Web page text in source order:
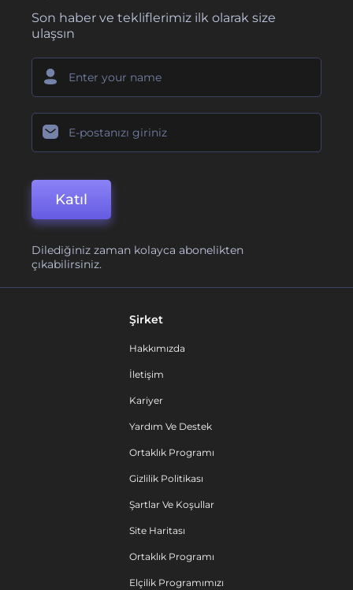
Son haber ve tekliflerimiz ilk olarak size
ulaşsın
Katıl
Dilediğiniz zaman kolayca abonelikten
çıkabilirsiniz.
Şirket
Hakkımızda
İletişim
Kariyer
Yardım Ve Destek
Ortaklık Programı
Gizlilik Politikası
Şartlar Ve Koşullar
Site Haritası
Ortaklık Programı
Elçilik Programımızı